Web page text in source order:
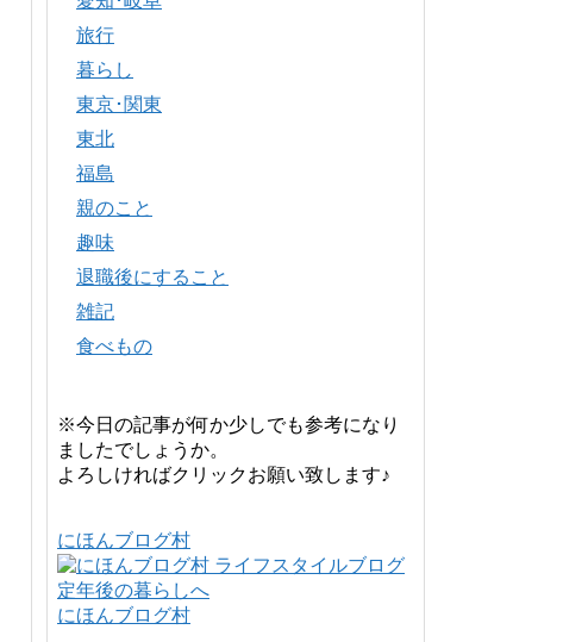
旅行
暮らし
東京･関東
東北
福島
親のこと
趣味
退職後にすること
雑記
食べもの
※今日の記事が何か少しでも参考になり
ましたでしょうか。
よろしければクリックお願い致します♪
にほんブログ村
にほんブログ村